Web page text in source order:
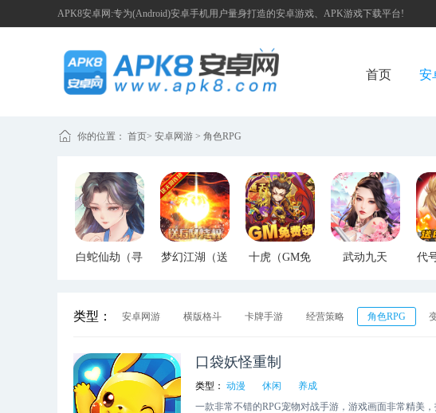
APK8安卓网:专为(Android)安卓手机用户量身打造的安卓游戏、APK游戏下载平台!
首页 安
你的位置： 首页> 安卓网游 > 角色RPG
白蛇仙劫（寻
梦幻江湖（送
十虎（GM免
武动九天
代
类型： 安卓网游 横版格斗 卡牌手游 经营策略 角色RPG
口袋妖怪重制
类型： 动漫 休闲
养成
一款非常不错的RPG宠物对战手游，游戏画面非常精美